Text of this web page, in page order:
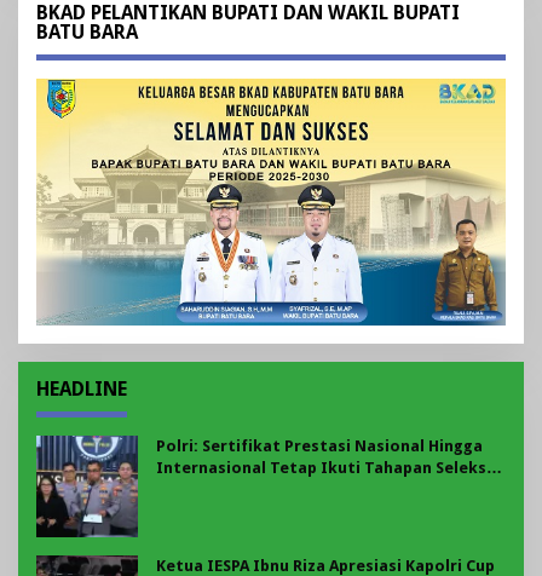
BKAD PELANTIKAN BUPATI DAN WAKIL BUPATI
BATU BARA
HEADLINE
Polri: Sertifikat Prestasi Nasional Hingga
Internasional Tetap Ikuti Tahapan Seleksi
Ketua IESPA Ibnu Riza Apresiasi Kapolri Cup